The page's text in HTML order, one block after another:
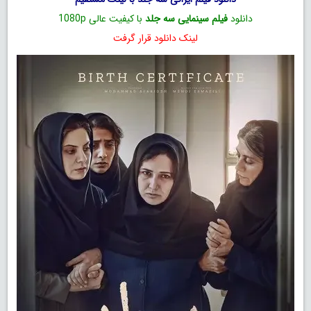
دانلودفیلم سینمایی سه جلد با کیفیت عالی 1080p
لینک دانلود قرار گرفت